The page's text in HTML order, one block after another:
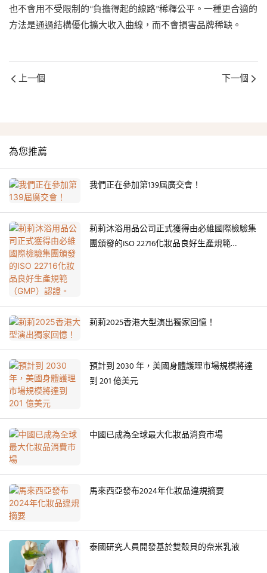
也不會用不受限制的“負擔得起的線路”稀釋公平。一種更合適的
方法是通過結構優化擴大收入曲線，而不會損害品牌稀缺。
上一個 下一個
為您推薦
我們正在參加第139屆廣交會！
莉莉沐浴用品公司正式獲得由必維國際檢驗集
團頒發的ISO 22716化妝品良好生產規範
莉莉2025香港大型演出獨家回憶！
預計到 2030 年，美國身體護理市場規模將達
到 201 億美元
中國已成為全球最大化妝品消費市場
馬來西亞發布2024年化妝品違規摘要
泰國研究人員開發基於雙殼貝的奈米乳液